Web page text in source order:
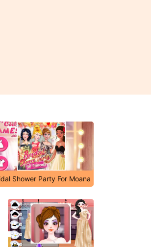
Shower Party For Moana